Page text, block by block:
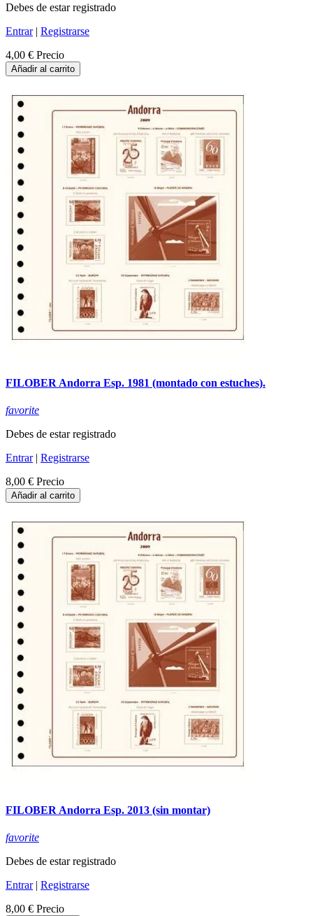
Debes de estar registrado
Entrar| Registrarse
4,00 € Precio
Añadir al carrito
FILOBER Andorra Esp. 1981 (montado con estuches).
favorite
Debes de estar registrado
Entrar| Registrarse
8,00 € Precio
Añadir al carrito
FILOBER Andorra Esp. 2013 (sin montar)
favorite
Debes de estar registrado
Entrar| Registrarse
8,00 € Precio